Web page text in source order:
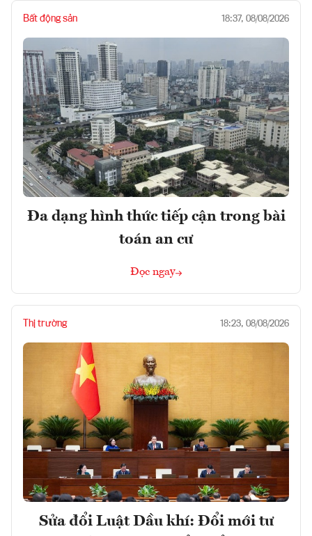
Bất động sản 18:37, 08/08/2026
Đa dạng hình thức tiếp cận trong bài
toán an cư
Đọc ngay
Thị trường 18:23, 08/08/2026
Sửa đổi Luật Dầu khí: Đổi mới tư